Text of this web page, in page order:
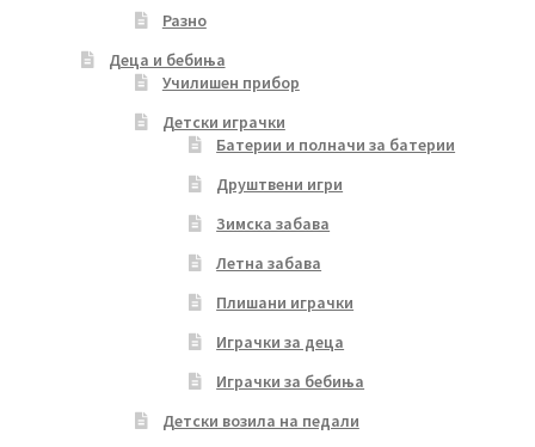
Разно
Деца и бебиња
Училишен прибор
Детски играчки
Батерии и полначи за батерии
Друштвени игри
Зимска забава
Летна забава
Плишани играчки
Играчки за деца
Играчки за бебиња
Детски возила на педали